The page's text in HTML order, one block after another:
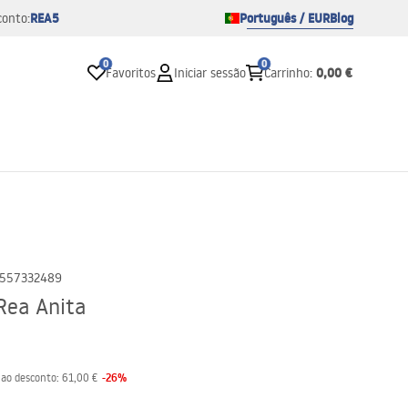
REA5 Português / EURBlog
0
Favoritos Iniciar sessão
0
Carrinho: 0,00 €
Anita
desconto: 61,00 € -26%